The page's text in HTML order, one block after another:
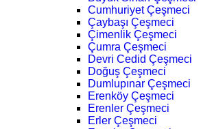
Cumhuriyet Çeşmeci
Çaybaşı Çeşmeci
Çimenlik Çeşmeci
Çumra Çeşmeci
Devri Cedid Çeşmeci
Doğuş Çeşmeci
Dumlupınar Çeşmeci
Erenköy Çeşmeci
Erenler Çeşmeci
Erler Çeşmeci